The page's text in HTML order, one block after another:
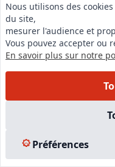
Expert immobilier
et industriels
Expert audit
handicapées pour
CABINET
(75002)
Nous utilisons des
du site,
mesurer l'audience et
Vous pouvez accepter ou
En savoir plus sur notre
Préférences